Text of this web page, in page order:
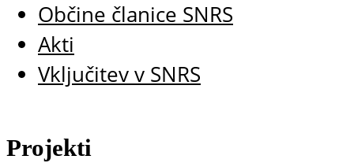
Občine članice SNRS
Akti
Vključitev v SNRS
Projekti